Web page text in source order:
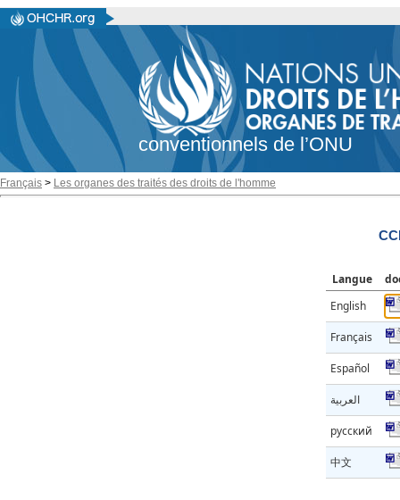
conventionnels de l’ONU
Français > Les organes des traités des droits de l'homme
Langue
English
Français
Español
العربية
русский
中文